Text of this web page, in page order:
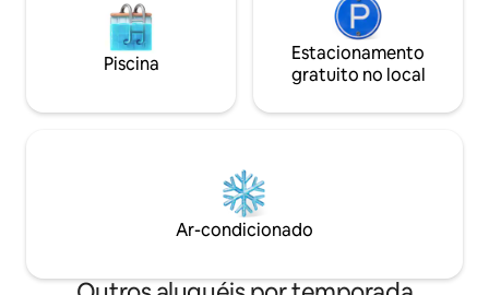
Piscina
Estacionamento
gratuito no local
Ar-condicionado